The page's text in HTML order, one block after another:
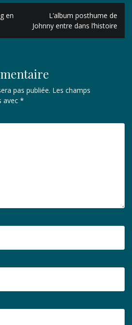
en
L’album posthume de
Johnny entre dans l’histoire
pas publiée. Les champs
avec *